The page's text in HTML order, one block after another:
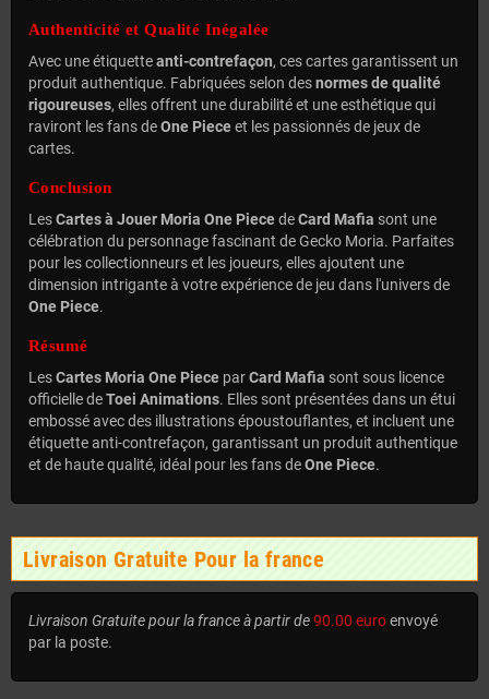
Authenticité et Qualité Inégalée
Avec une étiquetteanti-contrefaçon, ces cartes garantissent un
produit authentique. Fabriquées selon desnormes de qualité
rigoureuses, elles offrent une durabilité et une esthétique qui
raviront les fans deOne Pieceet les passionnés de jeux de
cartes.
Conclusion
LesCartes à Jouer Moria One PiecedeCard Mafia sont une
célébration du personnage fascinant de Gecko Moria. Parfaites
pour les collectionneurs et les joueurs, elles ajoutent une
dimension intrigante à votre expérience de jeu dans l'univers de
One Piece.
Résumé
LesCartes Moria One Piece parCard Mafia sont sous licence
officielle deToei Animations. Elles sont présentées dans un étui
embossé avec des illustrations époustouflantes, et incluent une
étiquette anti-contrefaçon, garantissant un produit authentique
et de haute qualité, idéal pour les fans deOne Piece.
Livraison Gratuite Pour la france
Livraison Gratuite pour la france à partir de90.00 euroenvoyé
par la poste.